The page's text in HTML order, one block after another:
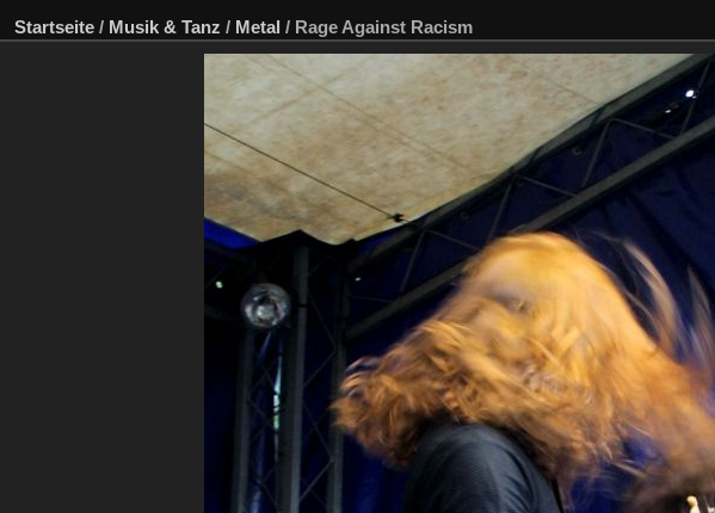
Startseite / Musik & Tanz / Metal / Rage Against Racism